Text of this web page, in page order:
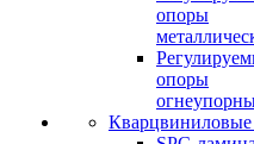
опоры
опоры